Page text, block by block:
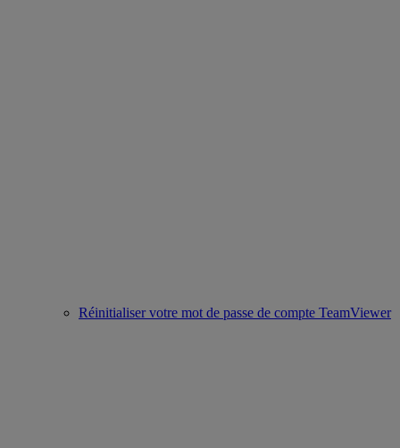
Réinitialiser votre mot de passe de compte TeamViewer